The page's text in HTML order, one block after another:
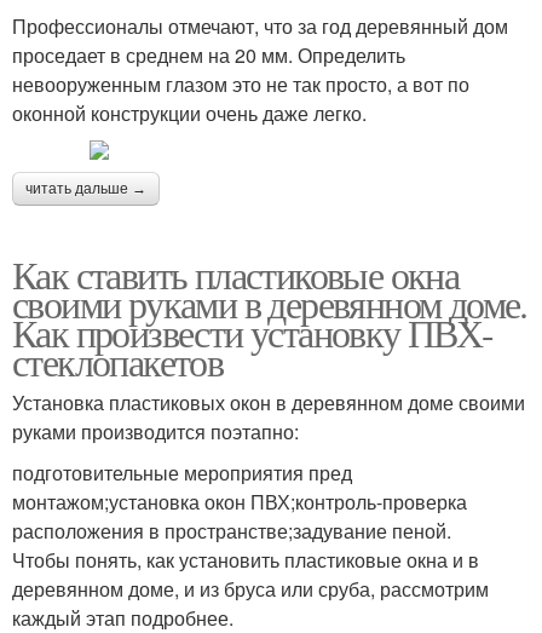
Профессионалы отмечают, что за год деревянный дом
проседает в среднем на 20 мм. Определить
невооруженным глазом это не так просто, а вот по
оконной конструкции очень даже легко.
читать дальше →
Как ставить пластиковые окна
своими руками в деревянном доме.
Как произвести установку ПВХ-
стеклопакетов
Установка пластиковых окон в деревянном доме своими
руками производится поэтапно:
подготовительные мероприятия пред
монтажом;установка окон ПВХ;контроль-проверка
расположения в пространстве;задувание пеной.
Чтобы понять, как установить пластиковые окна и в
деревянном доме, и из бруса или сруба, рассмотрим
каждый этап подробнее.